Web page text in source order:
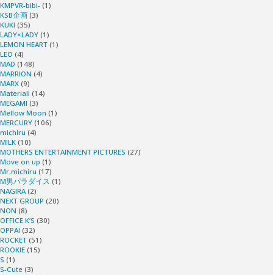
KMPVR-bibi- (1)
KSB企画 (3)
KUKI (35)
LADY×LADY (1)
LEMON HEART (1)
LEO (4)
MAD (148)
MARRION (4)
MARX (9)
Materiall (14)
MEGAMI (3)
Mellow Moon (1)
MERCURY (106)
michiru (4)
MILK (10)
MOTHERS ENTERTAINMENT PICTURES (27)
Move on up (1)
Mr.michiru (17)
M男パラダイス (1)
NAGIRA(2)
NEXT GROUP (20)
NON (8)
OFFICE K’S (30)
OPPAI (32)
ROCKET (51)
ROOKIE (15)
S (1)
S-Cute (3)